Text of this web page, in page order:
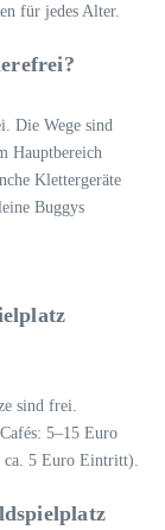
für jedes Alter.
Die Wege sind
Hauptbereich
Klettergeräte
Buggys
sind frei.
5–15 Euro
ca. 5 Euro Eintritt).